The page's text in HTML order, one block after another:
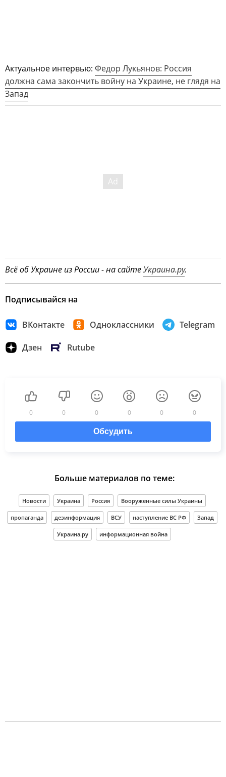
Актуальное интервью: Федор Лукьянов: Россия
должна сама закончить войну на Украине, не глядя на
Запад
Всё об Украине из России - на сайтеУкраина.ру.
Подписывайся на
ВКонтакте Одноклассники Telegram
Дзен Rutube
0 0 0 0 0 0
Обсудить
Больше материалов по теме:
Новости Украина Россия Вооруженные силы Украины
пропаганда дезинформация ВСУ наступление ВС РФ Запад
Украина.ру информационная война